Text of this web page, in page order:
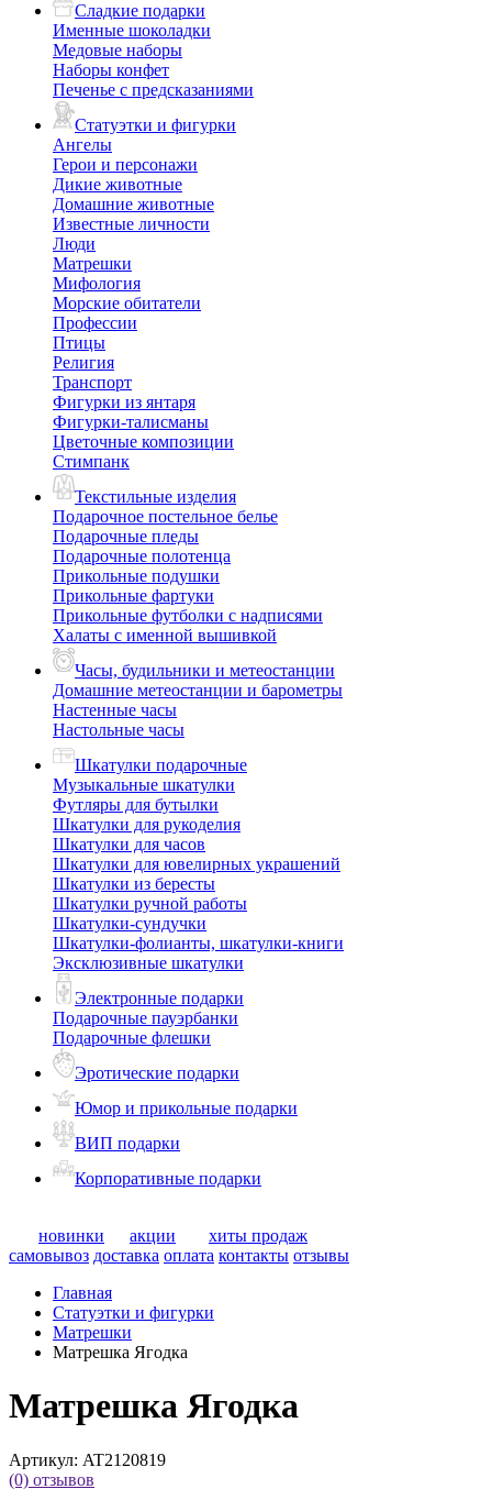
Сладкие подарки
Именные шоколадки
Медовые наборы
Наборы конфет
Печенье с предсказаниями
Статуэтки и фигурки
Ангелы
Герои и персонажи
Дикие животные
Домашние животные
Известные личности
Люди
Матрешки
Мифология
Морские обитатели
Профессии
Птицы
Религия
Транспорт
Фигурки из янтаря
Фигурки-талисманы
Цветочные композиции
Стимпанк
Текстильные изделия
Подарочное постельное белье
Подарочные пледы
Подарочные полотенца
Прикольные подушки
Прикольные фартуки
Прикольные футболки с надписями
Халаты с именной вышивкой
Часы, будильники и метеостанции
Домашние метеостанции и барометры
Настенные часы
Настольные часы
Шкатулки подарочные
Музыкальные шкатулки
Футляры для бутылки
Шкатулки для рукоделия
Шкатулки для часов
Шкатулки для ювелирных украшений
Шкатулки из бересты
Шкатулки ручной работы
Шкатулки-сундучки
Шкатулки-фолианты, шкатулки-книги
Эксклюзивные шкатулки
Электронные подарки
Подарочные пауэрбанки
Подарочные флешки
Эротические подарки
Юмор и прикольные подарки
ВИП подарки
Корпоративные подарки
новинки акции
хиты продаж
самовывоз доставка оплата контакты отзывы
Главная
Статуэтки и фигурки
Матрешки
Матрешка Ягодка
Матрешка Ягодка
Артикул: AT2120819
(0) отзывов